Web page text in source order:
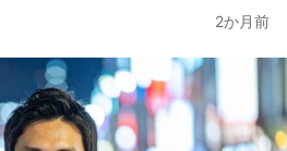
2か月前